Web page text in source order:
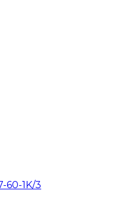
60-1K/3